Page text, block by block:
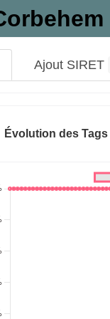
Ajout SIRET
Évolution des